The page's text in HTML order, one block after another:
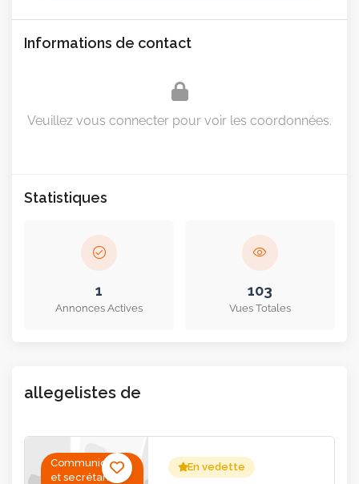
Informations de contact
Veuillez vous connecter pour voir les coordonnées.
Statistiques
allegelistes de
Communication
et secrétariat,
En vedette